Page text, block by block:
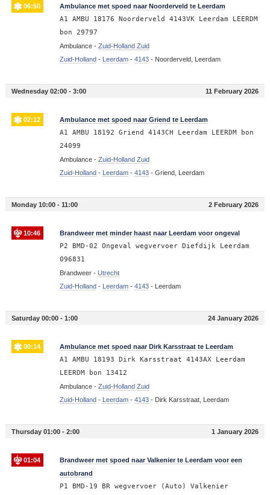
06:50 Ambulance met spoed naar Noorderveld te Leerdam
A1 AMBU 18176 Noorderveld 4143VK Leerdam LEERDM
bon 29797
Ambulance - Zuid-Holland Zuid
Zuid-Holland - Leerdam- 4143- Noorderveld, Leerdam
Wednesday 02:00 - 3:00 11 February 2026
02:12 Ambulance met spoed naar Griend te Leerdam
A1 AMBU 18192 Griend 4143CH Leerdam LEERDM bon
24099
Ambulance - Zuid-Holland Zuid
Zuid-Holland - Leerdam- 4143- Griend, Leerdam
Monday 10:00 - 11:00 2 February 2026
10:46 Brandweer met minder haast naar Leerdam voor ongeval
P2 BMD-02 Ongeval wegvervoer Diefdijk Leerdam
096831
Brandweer - Utrecht
Zuid-Holland - Leerdam- 4143- Leerdam
Saturday 00:00 - 1:00 24 January 2026
00:14 Ambulance met spoed naar Dirk Karsstraat te Leerdam
A1 AMBU 18193 Dirk Karsstraat 4143AX Leerdam
LEERDM bon 13412
Ambulance - Zuid-Holland Zuid
Zuid-Holland - Leerdam- 4143- Dirk Karsstraat, Leerdam
Thursday 01:00 - 2:00 1 January 2026
01:04
Brandweer met spoed naar Valkenier te Leerdam voor een
autobrand
P1 BMD-19 BR wegvervoer (Auto) Valkenier